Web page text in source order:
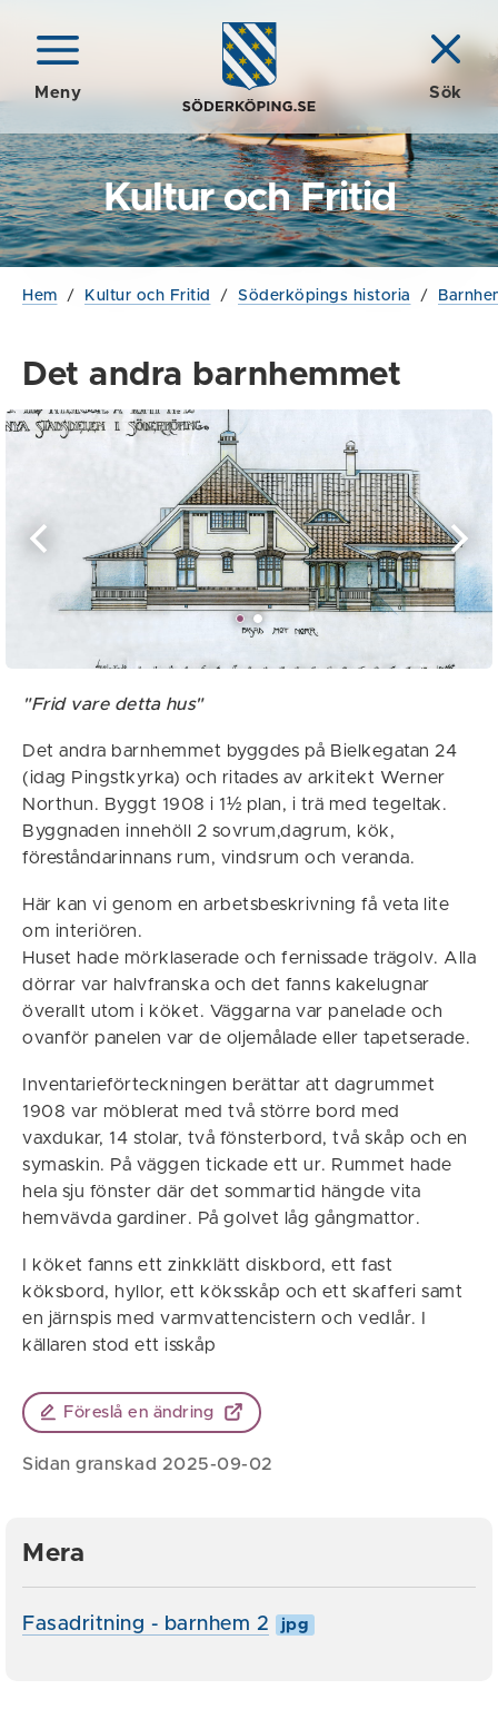
Meny Sök
Kultur och Fritid
Hem / Kultur och Fritid / Söderköpings historia /
Det andra barnhemmet
"Frid vare detta hus"
Det andra barnhemmet byggdes på Bielkegatan 24
(idag Pingstkyrka) och ritades av arkitekt Werner
Northun. Byggt 1908 i 1½ plan, i trä med tegeltak.
Byggnaden innehöll 2 sovrum,dagrum, kök,
föreståndarinnans rum, vindsrum och veranda.
Här kan vi genom en arbetsbeskrivning få veta lite
om interiören.
Huset hade mörklaserade och fernissade trägolv. Alla
dörrar var halvfranska och det fanns kakelugnar
överallt utom i köket. Väggarna var panelade och
ovanför panelen var de oljemålade eller tapetserade.
Inventarieförteckningen berättar att dagrummet
1908 var möblerat med två större bord med
vaxdukar, 14 stolar, två fönsterbord, två skåp och en
symaskin. På väggen tickade ett ur. Rummet hade
hela sju fönster där det sommartid hängde vita
hemvävda gardiner. På golvet låg gångmattor.
I köket fanns ett zinkklätt diskbord, ett fast
köksbord, hyllor, ett köksskåp och ett skafferi samt
en järnspis med varmvattencistern och vedlår. I
källaren stod ett isskåp
Föreslå en ändring
Sidan granskad 2025-09-02
Mera
Fasadritning - barnhem 2 jpg